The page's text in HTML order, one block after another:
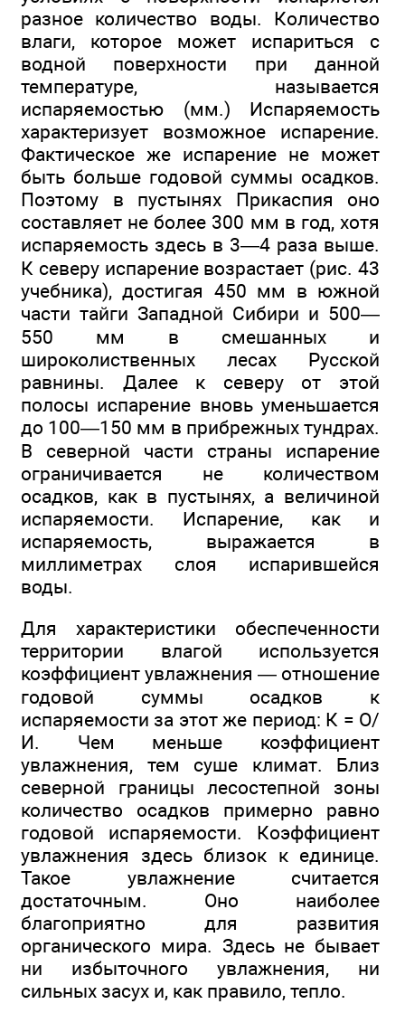
разное количество воды. Количество
влаги, которое может испариться с
водной поверхности при данной
температуре, называется
испаряемостью (мм.) Испаряемость
характеризует возможное испарение.
Фактическое же испарение не может
быть больше годовой суммы осадков.
Поэтому в пустынях Прикаспия оно
составляет не более 300 мм в год, хотя
испаряемость здесь в 3—4 раза выше.
К северу испарение возрастает (рис. 43
учебника), достигая 450 мм в южной
части тайги Западной Сибири и 500—
550 мм в смешанных и
широколиственных лесах Русской
равнины. Далее к северу от этой
полосы испарение вновь уменьшается
до 100—150 мм в прибрежных тундрах.
В северной части страны испарение
ограничивается не количеством
осадков, как в пустынях, а величиной
испаряемости. Испарение, как и
испаряемость, выражается в
миллиметрах слоя испарившейся
воды.
Для характеристики обеспеченности
территории влагой используется
коэффициент увлажнения — отношение
годовой суммы осадков к
испаряемости за этот же период: К = О/
И. Чем меньше коэффициент
увлажнения, тем суше климат. Близ
северной границы лесостепной зоны
количество осадков примерно равно
годовой испаряемости. Коэффициент
увлажнения здесь близок к единице.
Такое увлажнение считается
достаточным. Оно наиболее
благоприятно для развития
органического мира. Здесь не бывает
ни избыточного увлажнения, ни
сильных засух и, как правило, тепло.